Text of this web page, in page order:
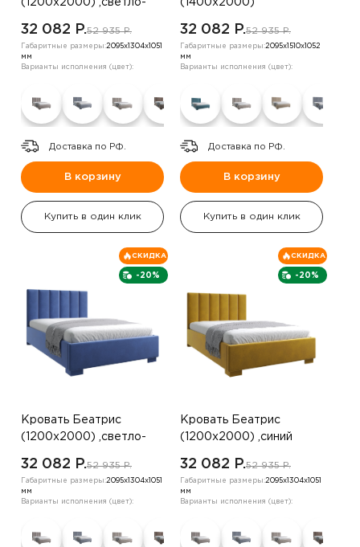
(1200х2000) ,светло-
32 082 P.52 935 P.
Габаритные размеры:2095х1304х1051
мм
Варианты исполнения (цвет):
Доставка по РФ.
В корзину
Купить в один клик
(1400х2000)
32 082 P.52 935 P.
Габаритные размеры:2095х1510х1052
мм
Варианты исполнения (цвет):
Доставка по РФ.
В корзину
Купить в один клик
-20%
СКИДКА
Кровать Беатрис
(1200х2000) ,светло-
32 082 P.52 935 P.
Габаритные размеры:2095х1304х1051
мм
Варианты исполнения (цвет):
-20%
СКИДКА
Кровать Беатрис
(1200х2000) ,синий
32 082 P.52 935 P.
Габаритные размеры:2095х1304х1051
мм
Варианты исполнения (цвет):